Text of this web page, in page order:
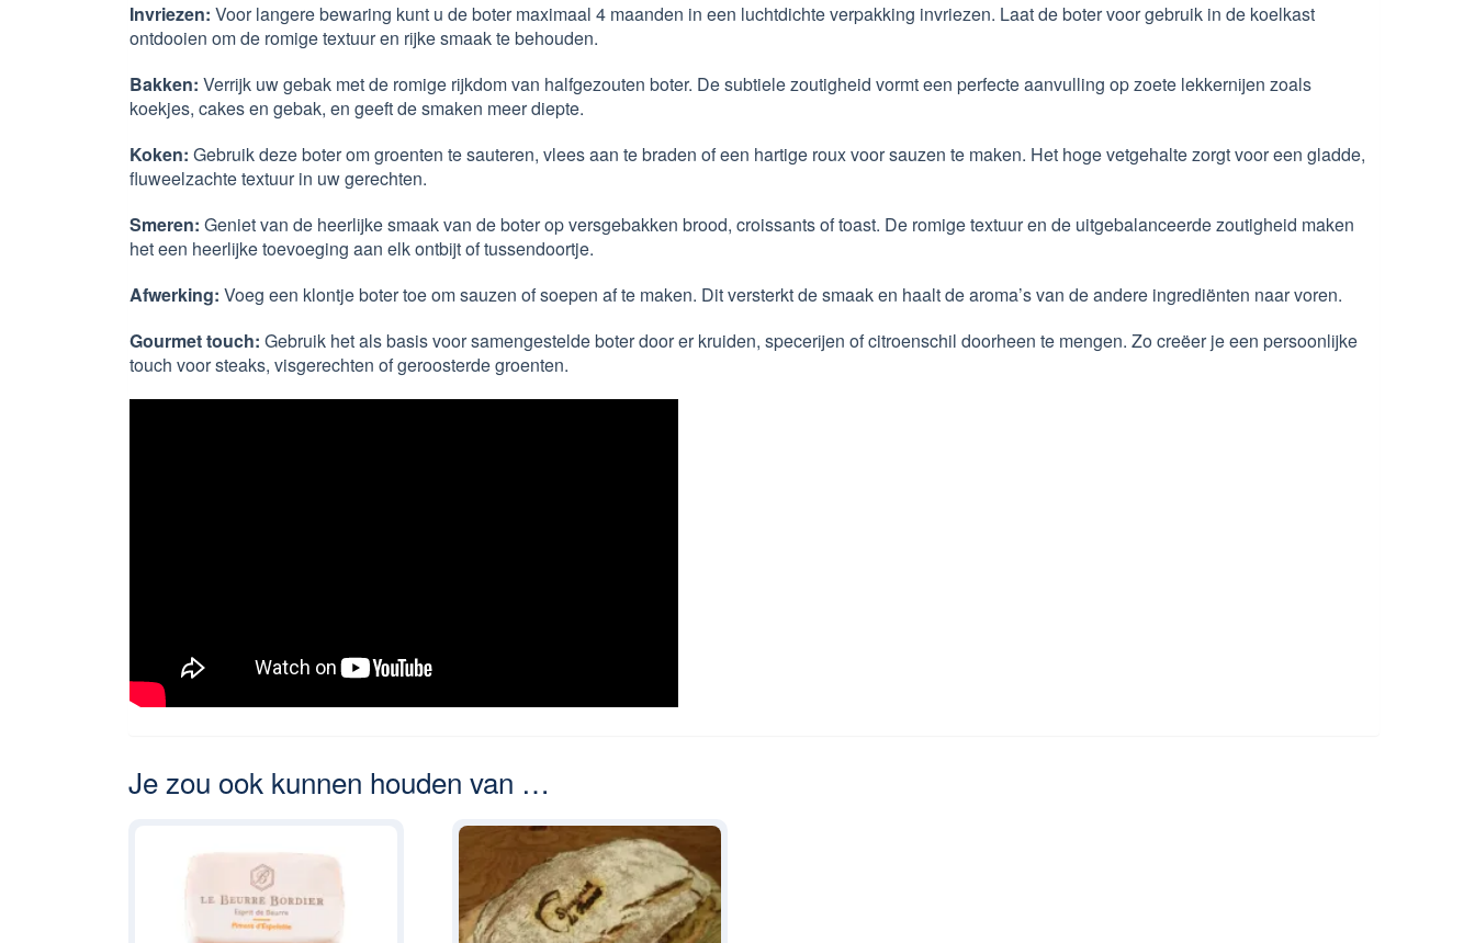
Invriezen: Voor langere bewaring kunt u de boter maximaal 4 maanden in een luchtdichte verpakking invriezen. Laat de boter voor gebruik in de koelkast
ontdooien om de romige textuur en rijke smaak te behouden.
Bakken: Verrijk uw gebak met de romige rijkdom van halfgezouten boter. De subtiele zoutigheid vormt een perfecte aanvulling op zoete lekkernijen zoals
koekjes, cakes en gebak, en geeft de smaken meer diepte.
Koken: Gebruik deze boter om groenten te sauteren, vlees aan te braden of een hartige roux voor sauzen te maken. Het hoge vetgehalte zorgt voor een gladde,
fluweelzachte textuur in uw gerechten.
Smeren: Geniet van de heerlijke smaak van de boter op versgebakken brood, croissants of toast. De romige textuur en de uitgebalanceerde zoutigheid maken
het een heerlijke toevoeging aan elk ontbijt of tussendoortje.
Afwerking: Voeg een klontje boter toe om sauzen of soepen af te maken. Dit versterkt de smaak en haalt de aroma’s van de andere ingrediënten naar voren.
Gourmet touch: Gebruik het als basis voor samengestelde boter door er kruiden, specerijen of citroenschil doorheen te mengen. Zo creëer je een persoonlijke
touch voor steaks, visgerechten of geroosterde groenten.
Je zou ook kunnen houden van …